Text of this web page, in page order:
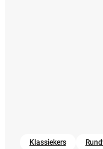
Klassiekers